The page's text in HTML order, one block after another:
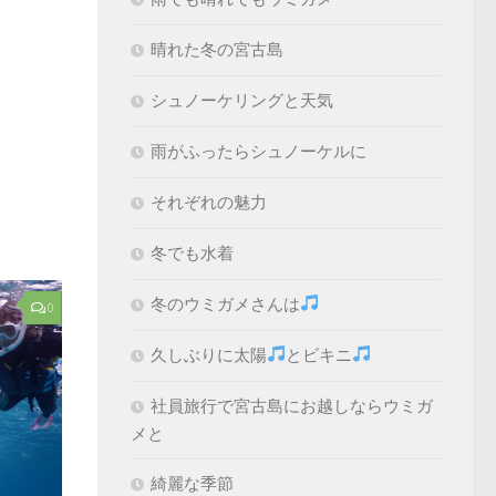
0
晴れた冬の宮古島
シュノーケリングと天気
雨がふったらシュノーケルに
それぞれの魅力
冬でも水着
冬のウミガメさんは
久しぶりに太陽 とビキニ
社員旅行で宮古島にお越しならウミガ
メと
綺麗な季節